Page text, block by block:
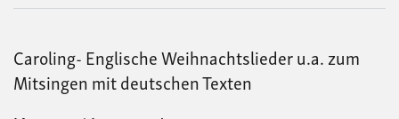
Caroling- Englische Weihnachtslieder u.a. zum
Mitsingen mit deutschen Texten